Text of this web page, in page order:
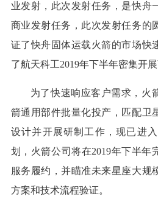
业发射，此次发射任务，是快舟
商业发射任务，此次发射任务的
证了快舟固体运载火箭的市场快
了航天科工2019年下半年密集开
为了快速响应客户需求，火
箭通用部件批量化投产，匹配卫
设计并开展研制工作，现已进
划，火箭公司将在2019年下半年
服务履约，并瞄准未来星座大规
方案和技术流程验证。